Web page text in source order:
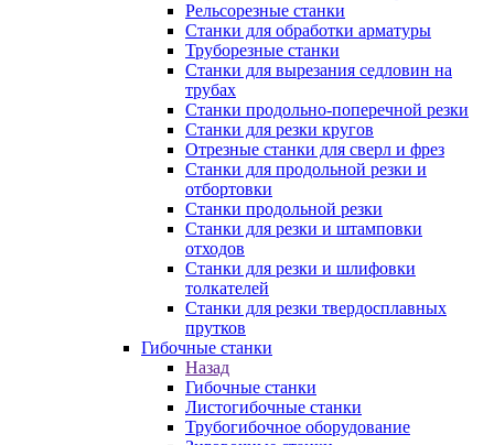
Рельсорезные станки
Станки для обработки арматуры
Труборезные станки
Станки для вырезания седловин на
трубаx
Станки продольно-поперечной резки
Станки для резки кругов
Отрезные станки для сверл и фрез
Станки для продольной резки и
отбортовки
Станки продольной резки
Станки для резки и штамповки
отходов
Станки для резки и шлифовки
толкателей
Станки для резки твердосплавных
прутков
Гибочные станки
Назад
Гибочные станки
Листогибочные станки
Трубогибочное оборудование